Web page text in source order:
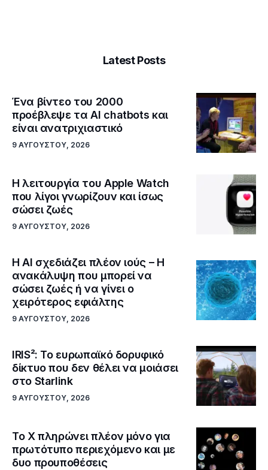
Latest Posts
Ένα βίντεο του 2000
προέβλεψε τα AI chatbots και
είναι ανατριχιαστικό
9 ΑΥΓΟΎΣΤΟΥ, 2026
Η λειτουργία του Apple Watch
που λίγοι γνωρίζουν και ίσως
σώσει ζωές
9 ΑΥΓΟΎΣΤΟΥ, 2026
Η AI σχεδιάζει πλέον ιούς – Η
ανακάλυψη που μπορεί να
σώσει ζωές ή να γίνει ο
χειρότερος εφιάλτης
9 ΑΥΓΟΎΣΤΟΥ, 2026
IRIS²: Το ευρωπαϊκό δορυφικό
δίκτυο που δεν θέλει να μοιάσει
στο Starlink
9 ΑΥΓΟΎΣΤΟΥ, 2026
Το X πληρώνει πλέον μόνο για
πρωτότυπο περιεχόμενο και με
δυο προυποθέσεις